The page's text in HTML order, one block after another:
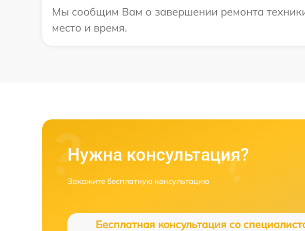
Мы сообщим Вам о завершении ремонта
место и время.
Нужна консультация?
Закажите бесплатную консультацию
Бесплатная консультация со